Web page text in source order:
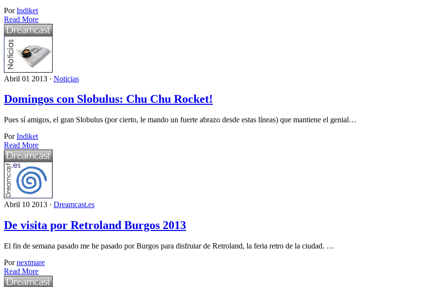
PorIndiket
Read More
Abril 01 2013 · Noticias
Domingos con Slobulus: Chu Chu Rocket!
Pues sí amigos, el gran Slobulus (por cierto, le mando un fuerte abrazo desde estas líneas) que mantiene el genial…
PorIndiket
Read More
Abril 10 2013 · Dreamcast.es
De visita por Retroland Burgos 2013
El fin de semana pasado me he pasado por Burgos para disfrutar de Retroland, la feria retro de la ciudad. …
Pornextmare
Read More